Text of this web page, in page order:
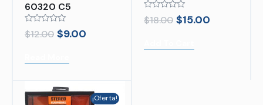
60320 C5
Rated
0
$12.00 $9.00
Rated
0
$18.00 $15.00
¡Oferta!